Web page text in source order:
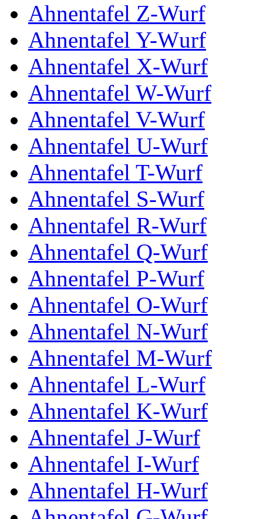
Ahnentafel Z-Wurf
Ahnentafel Y-Wurf
Ahnentafel X-Wurf
Ahnentafel W-Wurf
Ahnentafel V-Wurf
Ahnentafel U-Wurf
Ahnentafel T-Wurf
Ahnentafel S-Wurf
Ahnentafel R-Wurf
Ahnentafel Q-Wurf
Ahnentafel P-Wurf
Ahnentafel O-Wurf
Ahnentafel N-Wurf
Ahnentafel M-Wurf
Ahnentafel L-Wurf
Ahnentafel K-Wurf
Ahnentafel J-Wurf
Ahnentafel I-Wurf
Ahnentafel H-Wurf